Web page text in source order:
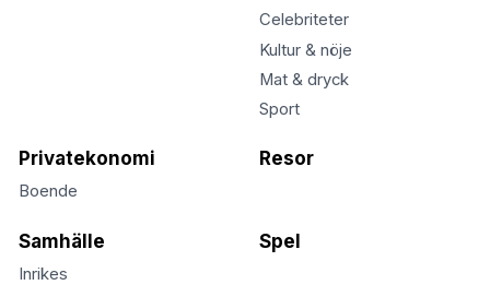
Celebriteter
Kultur & nöje
Mat & dryck
Sport
Privatekonomi
Boende
Resor
Samhälle
Inrikes
Spel